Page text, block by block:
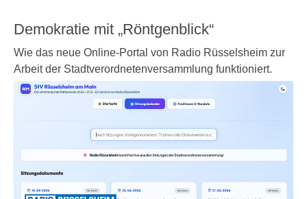
Demokratie mit „Röntgenblick“
Wie das neue Online-Portal von Radio Rüsselsheim zur
Arbeit der Stadtverordnetenversammlung funktioniert.